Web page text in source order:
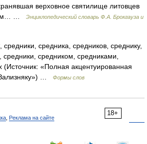
верховное святилище литовцев
…
Энциклопедический словарь Ф.А. Брокгауза и
средника, средников, среднику,
средники, средником, средниками,
(Источник: «Полная акцентуированная
…
Формы слов
18+
Реклама на сайте